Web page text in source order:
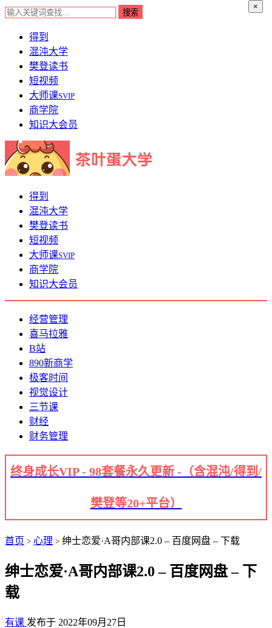
×
得到
混沌大学
樊登读书
短视频
大师课SVIP
商学院
知识大会员
得到
混沌大学
樊登读书
短视频
大师课SVIP
商学院
知识大会员
经营管理
喜马拉雅
B站
890新商学
极客时间
视觉设计
三节课
财经
财务管理
终身成长VIP - 98套餐永久更新 -（含混沌/得到/
樊登等20+平台）
首页 > 心理 > 绅士恋爱·A哥内部课2.0 – 百度网盘 – 下载
绅士恋爱·A哥内部课2.0 – 百度网盘 – 下
载
有课 发布于 2022年09月27日